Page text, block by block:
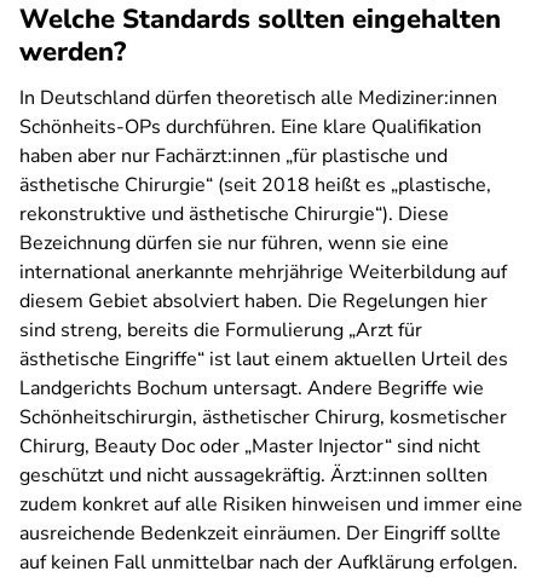
Welche Standards sollten eingehalten
werden?
In Deutschland dürfen theoretisch alle Mediziner:innen
Schönheits-OPs durchführen. Eine klare Qualifikation
haben aber nur Fachärzt:innen „für plastische und
ästhetische Chirurgie“ (seit 2018 heißt es „plastische,
rekonstruktive und ästhetische Chirurgie“). Diese
Bezeichnung dürfen sie nur führen, wenn sie eine
international anerkannte mehrjährige Weiterbildung auf
diesem Gebiet absolviert haben. Die Regelungen hier
sind streng, bereits die Formulierung „Arzt für
ästhetische Eingriffe“ ist laut einem aktuellen Urteil des
Landgerichts Bochum untersagt. Andere Begriffe wie
Schönheitschirurgin, ästhetischer Chirurg, kosmetischer
Chirurg, Beauty Doc oder „Master Injector“ sind nicht
geschützt und nicht aussagekräftig. Ärzt:innen sollten
zudem konkret auf alle Risiken hinweisen und immer eine
ausreichende Bedenkzeit einräumen. Der Eingriff sollte
auf keinen Fall unmittelbar nach der Aufklärung erfolgen.